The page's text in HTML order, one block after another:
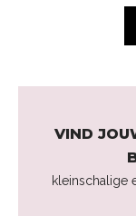
VIND
kleinschalige